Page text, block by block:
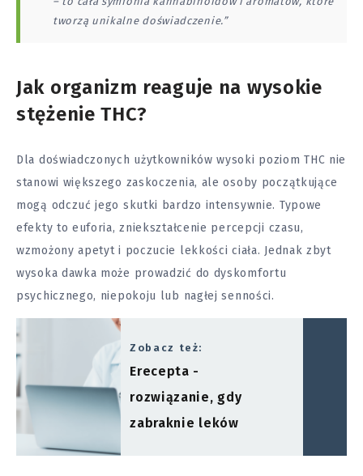
tworzą unikalne doświadczenie.”
Jak organizm reaguje na wysokie
stężenie THC?
Dla doświadczonych użytkowników wysoki poziom THC nie
stanowi większego zaskoczenia, ale osoby początkujące
mogą odczuć jego skutki bardzo intensywnie. Typowe
efekty to euforia, zniekształcenie percepcji czasu,
wzmożony apetyt i poczucie lekkości ciała. Jednak zbyt
wysoka dawka może prowadzić do dyskomfortu
psychicznego, niepokoju lub nagłej senności.
Zobacz też:
Erecepta -
rozwiązanie, gdy
zabraknie leków